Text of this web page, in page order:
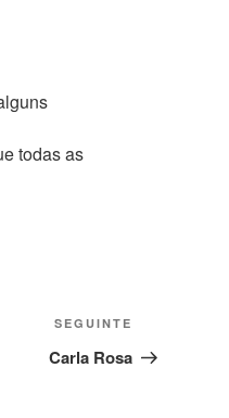
todas as
seguinte
SEGUINTE
Carla Rosa